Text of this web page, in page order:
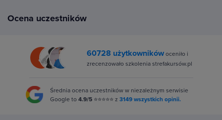
Ocena uczestników
60728 użytkownikówoceniło i
zrecenzowało szkolenia strefakursów.pl
Średnia ocena uczestników w niezależnym serwisie
Google to 4.9/5 ⭐⭐⭐⭐⭐ z 3149 wszystkich opinii.